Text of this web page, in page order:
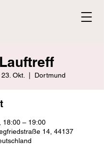
Lauftreff
Okt. Dortmund
18:00 – 19:00
14, 44137